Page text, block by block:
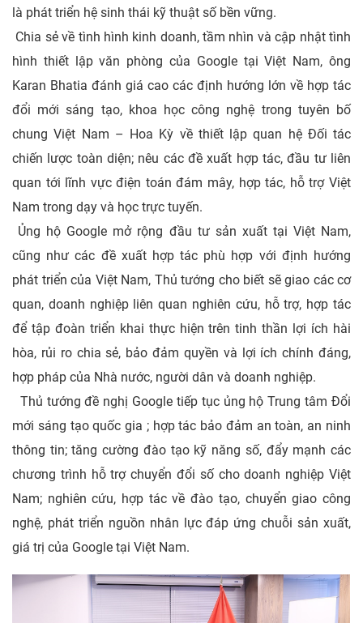
là phát triển hệ sinh thái kỹ thuật số bền vững.
Chia sẻ về tình hình kinh doanh, tầm nhìn và cập nhật tình
hình thiết lập văn phòng của Google tại Việt Nam, ông
Karan Bhatia đánh giá cao các định hướng lớn về hợp tác
đổi mới sáng tạo, khoa học công nghệ trong tuyên bố
chung Việt Nam – Hoa Kỳ về thiết lập quan hệ Đối tác
chiến lược toàn diện; nêu các đề xuất hợp tác, đầu tư liên
quan tới lĩnh vực điện toán đám mây, hợp tác, hỗ trợ Việt
Nam trong dạy và học trực tuyến.
Ủng hộ Google mở rộng đầu tư sản xuất tại Việt Nam,
cũng như các đề xuất hợp tác phù hợp với định hướng
phát triển của Việt Nam, Thủ tướng cho biết sẽ giao các cơ
quan, doanh nghiệp liên quan nghiên cứu, hỗ trợ, hợp tác
để tập đoàn triển khai thực hiện trên tinh thần lợi ích hài
hòa, rủi ro chia sẻ, bảo đảm quyền và lợi ích chính đáng,
hợp pháp của Nhà nước, người dân và doanh nghiệp.
Thủ tướng đề nghị Google tiếp tục ủng hộ Trung tâm Đổi
mới sáng tạo quốc gia ; hợp tác bảo đảm an toàn, an ninh
thông tin; tăng cường đào tạo kỹ năng số, đẩy mạnh các
chương trình hỗ trợ chuyển đổi số cho doanh nghiệp Việt
Nam; nghiên cứu, hợp tác về đào tạo, chuyển giao công
nghệ, phát triển nguồn nhân lực đáp ứng chuỗi sản xuất,
giá trị của Google tại Việt Nam.